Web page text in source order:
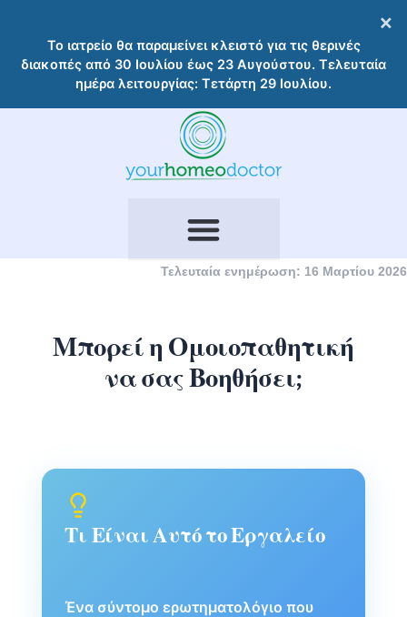
Το ιατρείο θα παραμείνει κλειστό για τις θερινές
διακοπές από 30 Ιουλίου έως 23 Αυγούστου. Τελευταία
ημέρα λειτουργίας: Τετάρτη 29 Ιουλίου.
×
περιεχόμενο
Τελευταία ενημέρωση: 16 Μαρτίου 2026
Μπορεί η Ομοιοπαθητική
να σας Βοηθήσει;
Τι Είναι Αυτό το Εργαλείο
Ένα σύντομο ερωτηματολόγιο που